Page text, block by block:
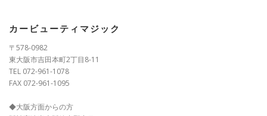
カービューティマジック
〒578-0982
東大阪市吉田本町2丁目8-11
TEL 072-961-1078
FAX 072-961-1095
◆大阪方面からの方